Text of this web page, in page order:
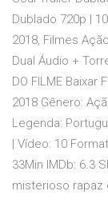
Dublado 720p |
2018, Filmes
Dual Áudio +
DO FILME Baixar
2018 Gênero:
Legenda:
| Vídeo: 10
33Min IMDb: 6.3
misterioso rapaz